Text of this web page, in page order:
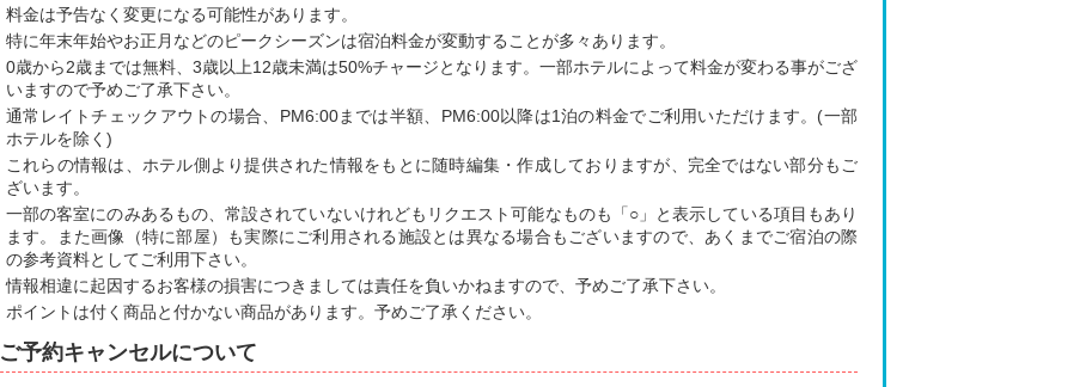
料金は予告なく変更になる可能性があります。
特に年末年始やお正月などのピークシーズンは宿泊料金が変動することが多々あります。
0歳から2歳までは無料、3歳以上12歳未満は50%チャージとなります。一部ホテルによって料金が変わる事がござ
いますので予めご了承下さい。
通常レイトチェックアウトの場合、PM6:00までは半額、PM6:00以降は1泊の料金でご利用いただけます。(一部
ホテルを除く)
これらの情報は、ホテル側より提供された情報をもとに随時編集・作成しておりますが、完全ではない部分もご
ざいます。
一部の客室にのみあるもの、常設されていないけれどもリクエスト可能なものも「○」と表示している項目もあり
ます。また画像（特に部屋）も実際にご利用される施設とは異なる場合もございますので、あくまでご宿泊の際
の参考資料としてご利用下さい。
情報相違に起因するお客様の損害につきましては責任を負いかねますので、予めご了承下さい。
ポイントは付く商品と付かない商品があります。予めご了承ください。
ご予約キャンセルについて